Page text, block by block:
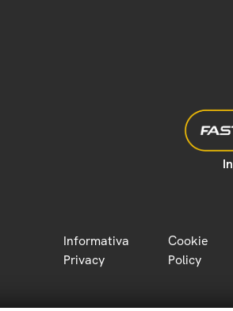
Informativa
Privacy
Cookie
Policy